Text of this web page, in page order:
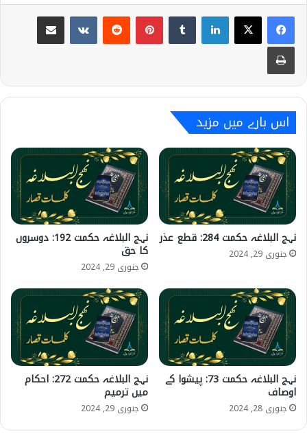
اس بارے میں مزید
نہج البلاغہ حکمت 284: قطع عذر
جنوری 29, 2024
نہج البلاغہ حکمت 192: دوسروں
کا حق
جنوری 29, 2024
نہج البلاغہ حکمت 73: پیشوا کے
اوصاف
جنوری 28, 2024
نہج البلاغہ حکمت 272: احکام
میں ترمیم
جنوری 29, 2024